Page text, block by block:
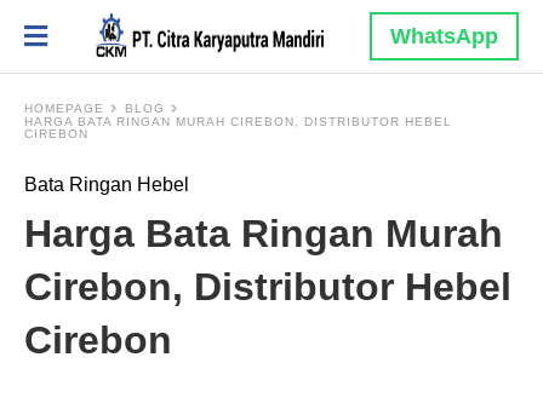
WhatsApp
HOMEPAGE
BLOG
HARGA BATA RINGAN MURAH CIREBON, DISTRIBUTOR HEBEL
CIREBON
Bata Ringan Hebel
Harga Bata Ringan Murah
Cirebon, Distributor Hebel
Cirebon